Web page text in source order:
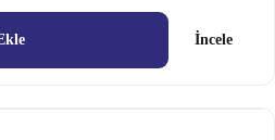
İncele